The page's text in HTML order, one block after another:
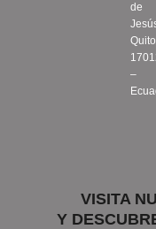
de
Quito
–
VISITA
Y